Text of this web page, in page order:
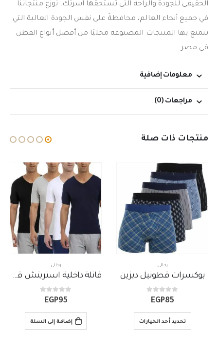
الحقيقي للجودة والراحة التي تستحقها أسرتك. توزع منتجاتنا
في جميع أنحاء العالم، محافظةً على نفس الجودة العالية التي
تتمتع بها المنتجات المصنوعة محليًا من أفضل أنواع القطن
في مصر.
معلومات إضافية
مراجعات (0)
منتجات ذات صلة
قطونيل ديزين
EGP
تحديد أحد الخيارات
فانلة داخلية استريتش قطونيل نصف كم رقبة مثلثة (حرف V)
EGP
إضافة إلى السلة